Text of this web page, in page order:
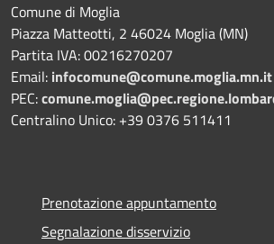
Comune di Moglia
Piazza Matteotti, 2 46024 Moglia (MN)
Partita IVA: 00216270207
Email: infocomune@comune.moglia.mn.it
PEC:
Centralino Unico: +39 0376 511411
Prenotazione appuntamento
Segnalazione disservizio